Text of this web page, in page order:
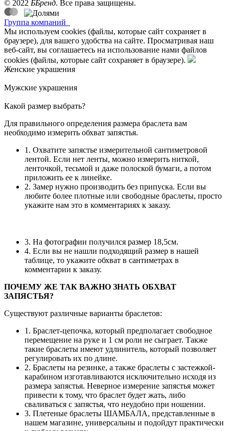
© 2022 ББренд. Все права защищены.
Группа компаний
Мы используем cookies (файлы, которые сайт сохраняет в
браузере), для вашего удобства на сайте. Просматривая наш
веб-сайт, вы соглашаетесь на использование нами файлов
cookies (файлы, которые сайт сохраняет в браузере).
Женские украшения
Мужские украшения
Какой размер выбрать?
Для правильного определения размера браслета вам
необходимо измерить обхват запястья.
1. Охватите запястье измерительной сантиметровой
лентой. Если нет ленты, можно измерить ниткой,
ленточкой, тесьмой и даже полоской бумаги, а потом
приложить ее к линейке.
2. Замер нужно производить без припуска. Если вы
любите более плотные или свободные браслеты, просто
укажите нам это в комментариях к заказу.
3. На фотографии получился размер 18,5см.
4. Если вы не нашли подходящий размер в нашей
таблице, то укажите обхват в сантиметрах в
комментарии к заказу.
ПОЧЕМУ ЖЕ ТАК ВАЖНО ЗНАТЬ ОБХВАТ
ЗАПЯСТЬЯ?
Существуют различные варианты браслетов:
1. Браслет-цепочка, который предполагает свободное
перемещение на руке и 1 см роли не сыграет. Также
такие браслеты имеют удлинитель, который позволяет
регулировать их по длине.
2. Браслеты на резинке, а также браслеты с застежкой-
карабином изготавливаются исключительно исходя из
размера запястья. Неверное измерение запястья может
привести к тому, что браслет будет жать, либо
сваливаться с запястья, что неудобно при ношении.
3. Плетеные браслеты ШАМБАЛА, представленные в
нашем магазине, универсальны и подойдут практически